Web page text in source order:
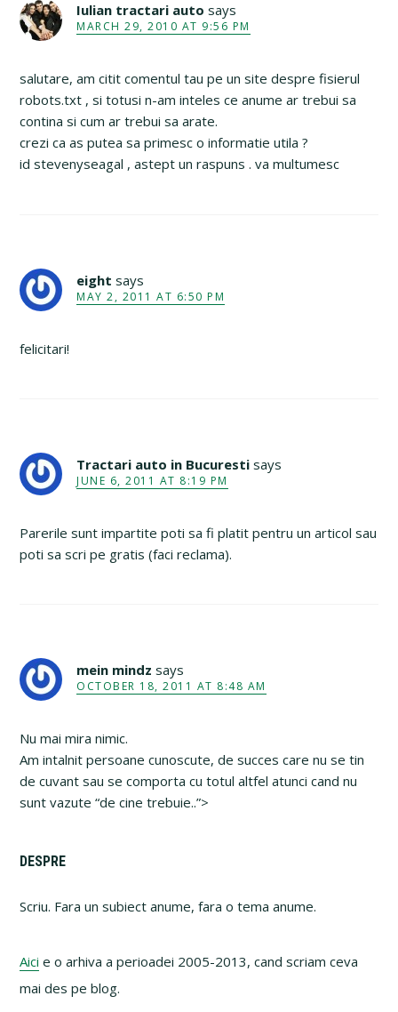
Iulian tractari auto says
MARCH 29, 2010 AT 9:56 PM
salutare, am citit comentul tau pe un site despre fisierul
robots.txt , si totusi n-am inteles ce anume ar trebui sa
contina si cum ar trebui sa arate.
crezi ca as putea sa primesc o informatie utila ?
id stevenyseagal , astept un raspuns . va multumesc
eight says
MAY 2, 2011 AT 6:50 PM
felicitari!
Tractari auto in Bucuresti says
JUNE 6, 2011 AT 8:19 PM
Parerile sunt impartite poti sa fi platit pentru un articol sau
poti sa scri pe gratis (faci reclama).
mein mindz says
OCTOBER 18, 2011 AT 8:48 AM
Nu mai mira nimic.
Am intalnit persoane cunoscute, de succes care nu se tin
de cuvant sau se comporta cu totul altfel atunci cand nu
sunt vazute “de cine trebuie..”>
Primary
Sidebar
DESPRE
Scriu. Fara un subiect anume, fara o tema anume.
Aici e o arhiva a perioadei 2005-2013, cand scriam ceva
mai des pe blog.